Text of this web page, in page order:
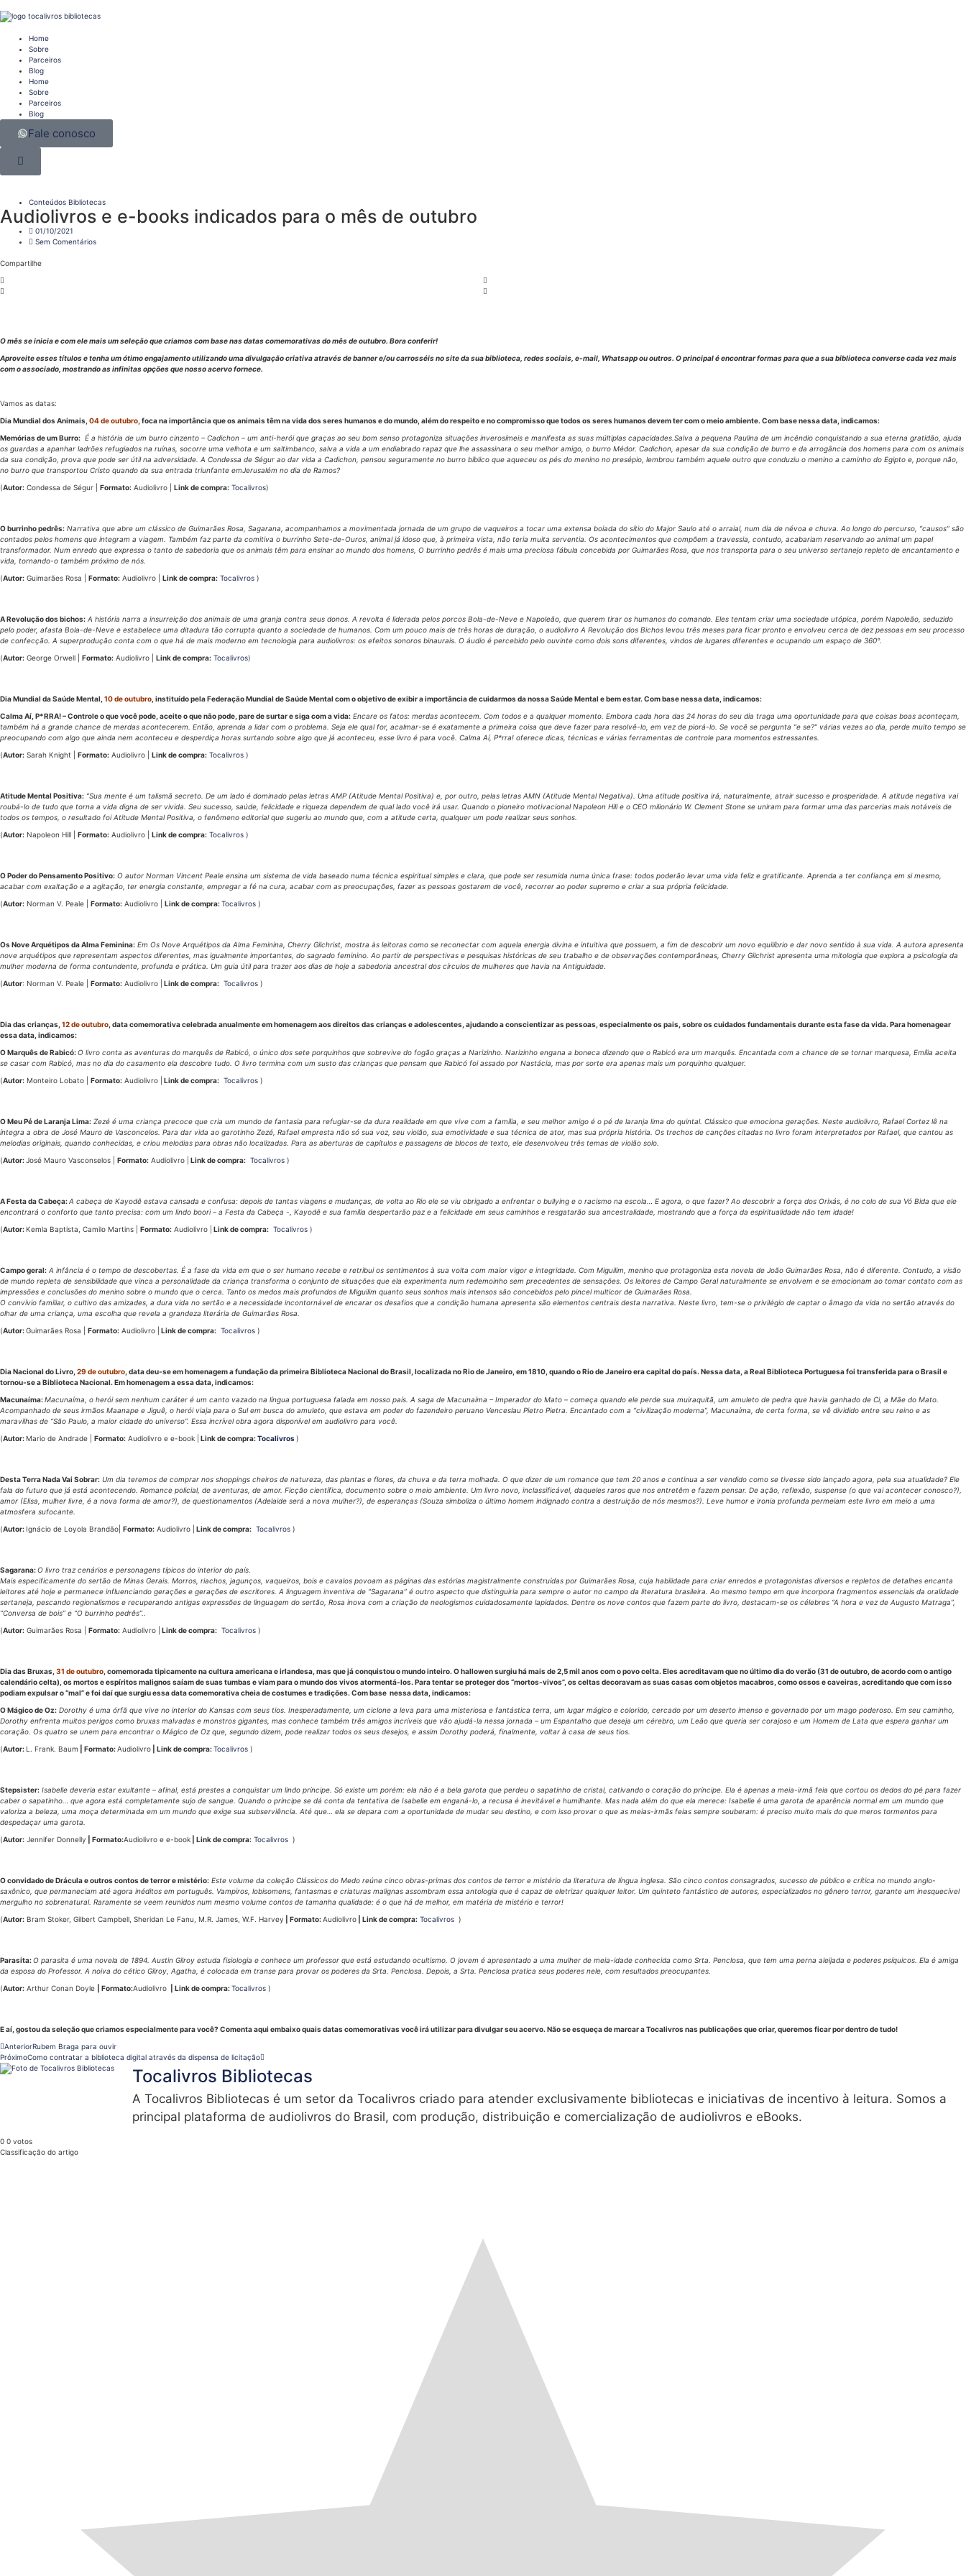
Home
Sobre
Parceiros
Blog
Home
Sobre
Parceiros
Blog
Fale conosco
Conteúdos Bibliotecas
Audiolivros e e-books indicados para o mês de outubro
01/10/2021
Sem Comentários
Compartilhe
O mês se inicia e com ele mais um seleção que criamos com base nas datas comemorativas do mês de outubro. Bora conferir!
Aproveite esses títulos e tenha um ótimo engajamento utilizando uma divulgação criativa através de banner e/ou carrosséis no site da sua biblioteca, redes sociais, e-mail, Whatsapp ou outros. O principal é encontrar formas para que a sua biblioteca converse cada vez mais
com o associado, mostrando as infinitas opções que nosso acervo fornece.
Vamos as datas:
Dia Mundial dos Animais, 04 de outubro , foca na importância que os animais têm na vida dos seres humanos e do mundo, além do respeito e no compromisso que todos os seres humanos devem ter com o meio ambiente. Com base nessa data, indicamos:
Memórias de um Burro: É a história de um burro cinzento – Cadichon – um anti-herói que graças ao seu bom senso protagoniza situações inverosímeis e manifesta as suas múltiplas capacidades.Salva a pequena Paulina de um incêndio conquistando a sua eterna gratidão, ajuda
os guardas a apanhar ladrões refugiados na ruínas, socorre uma velhota e um saltimbanco, salva a vida a um endiabrado rapaz que lhe assassinara o seu melhor amigo, o burro Médor. Cadichon, apesar da sua condição de burro e da arrogância dos homens para com os animais
da sua condição, prova que pode ser útil na adversidade. A Condessa de Ségur ao dar vida a Cadichon, pensou seguramente no burro bíblico que aqueceu os pés do menino no presépio, lembrou também aquele outro que conduziu o menino a caminho do Egipto e, porque não,
no burro que transportou Cristo quando da sua entrada triunfante emJerusalém no dia de Ramos?
(Autor: Condessa de Ségur | Formato: Audiolivro | Link de compra: Tocalivros)
O burrinho pedrês: Narrativa que abre um clássico de Guimarães Rosa, Sagarana, acompanhamos a movimentada jornada de um grupo de vaqueiros a tocar uma extensa boiada do sítio do Major Saulo até o arraial, num dia de névoa e chuva. Ao longo do percurso, “causos” são
contados pelos homens que integram a viagem. Também faz parte da comitiva o burrinho Sete-de-Ouros, animal já idoso que, à primeira vista, não teria muita serventia. Os acontecimentos que compõem a travessia, contudo, acabariam reservando ao animal um papel
transformador. Num enredo que expressa o tanto de sabedoria que os animais têm para ensinar ao mundo dos homens, O burrinho pedrês é mais uma preciosa fábula concebida por Guimarães Rosa, que nos transporta para o seu universo sertanejo repleto de encantamento e
vida, tornando-o também próximo de nós.
(Autor: Guimarães Rosa | Formato: Audiolivro | Link de compra: Tocalivros )
A Revolução dos bichos: A história narra a insurreição dos animais de uma granja contra seus donos. A revolta é liderada pelos porcos Bola-de-Neve e Napoleão, que querem tirar os humanos do comando. Eles tentam criar uma sociedade utópica, porém Napoleão, seduzido
pelo poder, afasta Bola-de-Neve e estabelece uma ditadura tão corrupta quanto a sociedade de humanos. Com um pouco mais de três horas de duração, o audiolivro A Revolução dos Bichos levou três meses para ficar pronto e envolveu cerca de dez pessoas em seu processo
de confecção. A superprodução conta com o que há de mais moderno em tecnologia para audiolivros: os efeitos sonoros binaurais. O áudio é percebido pelo ouvinte como dois sons diferentes, vindos de lugares diferentes e ocupando um espaço de 360°.
(Autor: George Orwell | Formato: Audiolivro | Link de compra: Tocalivros)
Dia Mundial da Saúde Mental, 10 de outubro , instituído pela Federação Mundial de Saúde Mental com o objetivo de exibir a importância de cuidarmos da nossa Saúde Mental e bem estar. Com base nessa data, indicamos:
Calma Aí, P*RRA! – Controle o que você pode, aceite o que não pode, pare de surtar e siga com a vida: Encare os fatos: merdas acontecem. Com todos e a qualquer momento. Embora cada hora das 24 horas do seu dia traga uma oportunidade para que coisas boas aconteçam,
também há a grande chance de merdas acontecerem. Então, aprenda a lidar com o problema. Seja ele qual for, acalmar-se é exatamente a primeira coisa que deve fazer para resolvê-lo, em vez de piorá-lo. Se você se pergunta “e se?” várias vezes ao dia, perde muito tempo se
preocupando com algo que ainda nem aconteceu e desperdiça horas surtando sobre algo que já aconteceu, esse livro é para você. Calma Aí, P*rra! oferece dicas, técnicas e várias ferramentas de controle para momentos estressantes.
(Autor: Sarah Knight | Formato: Audiolivro | Link de compra: Tocalivros )
Atitude Mental Positiva: “Sua mente é um talismã secreto. De um lado é dominado pelas letras AMP (Atitude Mental Positiva) e, por outro, pelas letras AMN (Atitude Mental Negativa). Uma atitude positiva irá, naturalmente, atrair sucesso e prosperidade. A atitude negativa vai
roubá-lo de tudo que torna a vida digna de ser vivida. Seu sucesso, saúde, felicidade e riqueza dependem de qual lado você irá usar. Quando o pioneiro motivacional Napoleon Hill e o CEO milionário W. Clement Stone se uniram para formar uma das parcerias mais notáveis de
todos os tempos, o resultado foi Atitude Mental Positiva, o fenômeno editorial que sugeriu ao mundo que, com a atitude certa, qualquer um pode realizar seus sonhos.
(Autor: Napoleon Hill | Formato: Audiolivro | Link de compra: Tocalivros )
O Poder do Pensamento Positivo: O autor Norman Vincent Peale ensina um sistema de vida baseado numa técnica espiritual simples e clara, que pode ser resumida numa única frase: todos poderão levar uma vida feliz e gratificante. Aprenda a ter confiança em si mesmo,
acabar com exaltação e a agitação, ter energia constante, empregar a fé na cura, acabar com as preocupações, fazer as pessoas gostarem de você, recorrer ao poder supremo e criar a sua própria felicidade.
(Autor: Norman V. Peale | Formato: Audiolivro | Link de compra:Tocalivros )
Os Nove Arquétipos da Alma Feminina: Em Os Nove Arquétipos da Alma Feminina, Cherry Gilchrist, mostra às leitoras como se reconectar com aquela energia divina e intuitiva que possuem, a fim de descobrir um novo equilíbrio e dar novo sentido à sua vida. A autora apresenta
nove arquétipos que representam aspectos diferentes, mas igualmente importantes, do sagrado feminino. Ao partir de perspectivas e pesquisas históricas de seu trabalho e de observações contemporâneas, Cherry Gilchrist apresenta uma mitologia que explora a psicologia da
mulher moderna de forma contundente, profunda e prática. Um guia útil para trazer aos dias de hoje a sabedoria ancestral dos círculos de mulheres que havia na Antiguidade
(Autor: Norman V. Peale | Formato: Audiolivro | Link de compra: Tocalivros )
Dia das crianças, 12 de outubro , data comemorativa celebrada anualmente em homenagem aos direitos das crianças e adolescentes, ajudando a conscientizar as pessoas, especialmente os pais, sobre os cuidados fundamentais durante esta fase da vida. Para homenagear
essa data, indicamos:
O Marquês de Rabicó:O livro conta as aventuras do marquês de Rabicó, o único dos sete porquinhos que sobrevive do fogão graças a Narizinho. Narizinho engana a boneca dizendo que o Rabicó era um marquês. Encantada com a chance de se tornar marquesa, Emília aceita
se casar com Rabicó, mas no dia do casamento ela descobre tudo. O livro termina com um susto das crianças que pensam que Rabicó foi assado por Nastácia, mas por sorte era apenas mais um porquinho qualquer.
(Autor: Monteiro Lobato | Formato: Audiolivro | Link de compra: Tocalivros )
O Meu Pé de Laranja Lima: Zezé é uma criança precoce que cria um mundo de fantasia para refugiar-se da dura realidade em que vive com a família, e seu melhor amigo é o pé de laranja lima do quintal. Clássico que emociona gerações. Neste audiolivro, Rafael Cortez lê na
íntegra a obra de José Mauro de Vasconcelos. Para dar vida ao garotinho Zezé, Rafael empresta não só sua voz, seu violão, sua emotividade e sua técnica de ator, mas sua própria história. Os trechos de canções citadas no livro foram interpretados por Rafael, que cantou as
melodias originais, quando conhecidas, e criou melodias para obras não localizadas. Para as aberturas de capítulos e passagens de blocos de texto, ele desenvolveu três temas de violão solo.
(Autor:José Mauro Vasconselos | Formato: Audiolivro | Link de compra: Tocalivros )
A Festa da Cabeça:A cabeça de Kayodê estava cansada e confusa: depois de tantas viagens e mudanças, de volta ao Rio ele se viu obrigado a enfrentar o bullying e o racismo na escola… E agora, o que fazer? Ao descobrir a força dos Orixás, é no colo de sua Vó Bida que ele
encontrará o conforto que tanto precisa: com um lindo boori – a Festa da Cabeça -, Kayodê e sua família despertarão paz e a felicidade em seus caminhos e resgatarão sua ancestralidade, mostrando que a força da espiritualidade não tem idade!
(Autor:Kemla Baptista, Camilo Martins | Formato: Audiolivro | Link de compra: Tocalivros )
Campo geral: A infância é o tempo de descobertas. É a fase da vida em que o ser humano recebe e retribui os sentimentos à sua volta com maior vigor e integridade. Com Miguilim, menino que protagoniza esta novela de João Guimarães Rosa, não é diferente. Contudo, a visão
de mundo repleta de sensibilidade que vinca a personalidade da criança transforma o conjunto de situações que ela experimenta num redemoinho sem precedentes de sensações. Os leitores de Campo Geral naturalmente se envolvem e se emocionam ao tomar contato com as
impressões e conclusões do menino sobre o mundo que o cerca. Tanto os medos mais profundos de Miguilim quanto seus sonhos mais intensos são concebidos pelo pincel multicor de Guimarães Rosa.
O convívio familiar, o cultivo das amizades, a dura vida no sertão e a necessidade incontornável de encarar os desafios que a condição humana apresenta são elementos centrais desta narrativa. Neste livro, tem-se o privilégio de captar o âmago da vida no sertão através do
olhar de uma criança, uma escolha que revela a grandeza literária de Guimarães Rosa.
(Autor:Guimarães Rosa | Formato: Audiolivro | Link de compra: Tocalivros )
Dia Nacional do Livro, 29 de outubro , data deu-se em homenagem a fundação da primeira Biblioteca Nacional do Brasil, localizada no Rio de Janeiro, em 1810, quando o Rio de Janeiro era capital do país. Nessa data, a Real Biblioteca Portuguesa foi transferida para o Brasil e
tornou-se a Biblioteca Nacional. Em homenagem a essa data, indicamos:
Macunaíma:Macunaíma, o herói sem nenhum caráter é um canto vazado na língua portuguesa falada em nosso país. A saga de Macunaíma – Imperador do Mato – começa quando ele perde sua muiraquitã, um amuleto de pedra que havia ganhado de Ci, a Mãe do Mato.
Acompanhado de seus irmãos Maanape e Jiguê, o herói viaja para o Sul em busca do amuleto, que estava em poder do fazendeiro peruano Venceslau Pietro Pietra. Encantado com a “civilização moderna”, Macunaíma, de certa forma, se vê dividido entre seu reino e as
maravilhas de “São Paulo, a maior cidade do universo”. Essa incrível obra agora disponível em audiolivro para você.
(Autor:Mario de Andrade | Formato: Audiolivro e e-book | Link de compra:Tocalivros)
Desta Terra Nada Vai Sobrar: Um dia teremos de comprar nos shoppings cheiros de natureza, das plantas e flores, da chuva e da terra molhada. O que dizer de um romance que tem 20 anos e continua a ser vendido como se tivesse sido lançado agora, pela sua atualidade? Ele
fala do futuro que já está acontecendo. Romance policial, de aventuras, de amor. Ficção científica, documento sobre o meio ambiente. Um livro novo, inclassificável, daqueles raros que nos entretêm e fazem pensar. De ação, reflexão, suspense (o que vai acontecer conosco?),
amor (Elisa, mulher livre, é a nova forma de amor?), de questionamentos (Adelaide será a nova mulher?), de esperanças (Souza simboliza o último homem indignado contra a destruição de nós mesmos?). Leve humor e ironia profunda permeiam este livro em meio a uma
atmosfera sufocante.
(Autor:Ignácio de Loyola Brandão| Formato: Audiolivro | Link de compra: Tocalivros )
Sagarana:O livro traz cenários e personagens típicos do interior do país.
Mais especificamente do sertão de Minas Gerais. Morros, riachos, jagunços, vaqueiros, bois e cavalos povoam as páginas das estórias magistralmente construídas por Guimarães Rosa, cuja habilidade para criar enredos e protagonistas diversos e repletos de detalhes encanta
leitores até hoje e permanece influenciando gerações e gerações de escritores. A linguagem inventiva de “Sagarana” é outro aspecto que distinguiria para sempre o autor no campo da literatura brasileira. Ao mesmo tempo em que incorpora fragmentos essenciais da oralidade
sertaneja, pescando regionalismos e recuperando antigas expressões de linguagem do sertão, Rosa inova com a criação de neologismos cuidadosamente lapidados. Dentre os nove contos que fazem parte do livro, destacam-se os célebres “A hora e vez de Augusto Matraga”,
“Conversa de bois” e “O burrinho pedrês”..
(Autor: Guimarães Rosa | Formato: Audiolivro | Link de compra: Tocalivros )
Dia das Bruxas, 31 de outubro , comemorada tipicamente na cultura americana e irlandesa, mas que já conquistou o mundo inteiro. O hallowen surgiu há mais de 2,5 mil anos com o povo celta. Eles acreditavam que no último dia do verão (31 de outubro, de acordo com o antigo
calendário celta), os mortos e espíritos malignos saíam de suas tumbas e viam para o mundo dos vivos atormentá-los. Para tentar se proteger dos “mortos-vivos”, os celtas decoravam as suas casas com objetos macabros, como ossos e caveiras, acreditando que com isso
podiam expulsar o “mal” e foi daí que surgiu essa data comemorativa cheia de costumes e tradições. Com base nessa data, indicamos:
O Mágico de Oz: Dorothy é uma órfã que vive no interior do Kansas com seus tios. Inesperadamente, um ciclone a leva para uma misteriosa e fantástica terra, um lugar mágico e colorido, cercado por um deserto imenso e governado por um mago poderoso. Em seu caminho,
Dorothy enfrenta muitos perigos como bruxas malvadas e monstros gigantes, mas conhece também três amigos incríveis que vão ajudá-la nessa jornada – um Espantalho que deseja um cérebro, um Leão que queria ser corajoso e um Homem de Lata que espera ganhar um
coração. Os quatro se unem para encontrar o Mágico de Oz que, segundo dizem, pode realizar todos os seus desejos, e assim Dorothy poderá, finalmente, voltar à casa de seus tios.
(Autor:L. Frank. Baum | Formato:Audiolivro | Link de compra:Tocalivros )
Stepsister: Isabelle deveria estar exultante – afinal, está prestes a conquistar um lindo príncipe. Só existe um porém: ela não é a bela garota que perdeu o sapatinho de cristal, cativando o coração do príncipe. Ela é apenas a meia-irmã feia que cortou os dedos do pé para fazer
caber o sapatinho… que agora está completamente sujo de sangue. Quando o príncipe se dá conta da tentativa de Isabelle em enganá-lo, a recusa é inevitável e humilhante. Mas nada além do que ela merece: Isabelle é uma garota de aparência normal em um mundo que
valoriza a beleza, uma moça determinada em um mundo que exige sua subserviência. Até que… ela se depara com a oportunidade de mudar seu destino, e com isso provar o que as meias-irmãs feias sempre souberam: é preciso muito mais do que meros tormentos para
despedaçar uma garota.
(Autor: Jennifer Donnelly | Formato:Audiolivro e e-book | Link de compra: Tocalivros )
O convidado de Drácula e outros contos de terror e mistério: Este volume da coleção Clássicos do Medo reúne cinco obras-primas dos contos de terror e mistério da literatura de língua inglesa. São cinco contos consagrados, sucesso de público e crítica no mundo anglo-
saxônico, que permaneciam até agora inéditos em português. Vampiros, lobisomens, fantasmas e criaturas malignas assombram essa antologia que é capaz de eletrizar qualquer leitor. Um quinteto fantástico de autores, especializados no gênero terror, garante um inesquecível
mergulho no sobrenatural. Raramente se veem reunidos num mesmo volume contos de tamanha qualidade: é o que há de melhor, em matéria de mistério e terror!
(Autor: Bram Stoker, Gilbert Campbell, Sheridan Le Fanu, M.R. James, W.F. Harvey | Formato:Audiolivro | Link de compra: Tocalivros )
Parasita:O parasita é uma novela de 1894. Austin Gilroy estuda fisiologia e conhece um professor que está estudando ocultismo. O jovem é apresentado a uma mulher de meia-idade conhecida como Srta. Penclosa, que tem uma perna aleijada e poderes psíquicos. Ela é amiga
da esposa do Professor. A noiva do cético Gilroy, Agatha, é colocada em transe para provar os poderes da Srta. Penclosa. Depois, a Srta. Penclosa pratica seus poderes nele, com resultados preocupantes.
(Autor: Arthur Conan Doyle | Formato:Audiolivro | Link de compra:Tocalivros )
E aí, gostou da seleção que criamos especialmente para você? Comenta aqui embaixo quais datas comemorativas você irá utilizar para divulgar seu acervo. Não se esqueça de marcar a Tocalivros nas publicações que criar, queremos ficar por dentro de tudo!
AnteriorRubem Braga para ouvir
PróximoComo contratar a biblioteca digital através da dispensa de licitação
Tocalivros Bibliotecas
A Tocalivros Bibliotecas é um setor da Tocalivros criado para atender exclusivamente bibliotecas e iniciativas de incentivo à leitura. Somos a
principal plataforma de audiolivros do Brasil, com produção, distribuição e comercialização de audiolivros e eBooks.
0 0 votos
Classificação do artigo